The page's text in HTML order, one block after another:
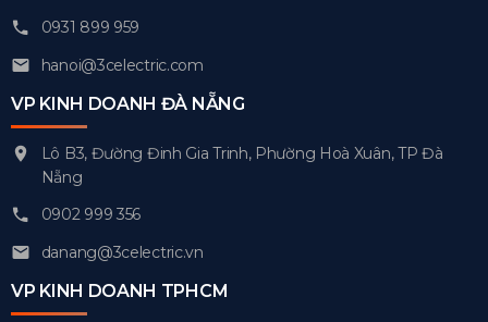
0931 899 959
hanoi@3celectric.com
VP KINH DOANH ĐÀ NẴNG
Lô B3, Đường Đinh Gia Trinh, Phường Hoà Xuân, TP Đà
Nẵng
0902 999 356
danang@3celectric.vn
VP KINH DOANH TPHCM